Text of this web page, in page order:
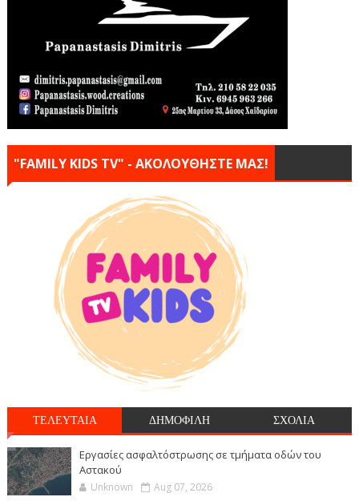
"FAMILY KIDS TV" - ΑΚΟΛΟΥΘΗΣΤΕ ΜΑΣ!
ΤΕΛΕΥΤΑΙΑ ΔΗΜΟΦΙΛΗ ΣΧΟΛΙΑ
Εργασίες ασφαλτόστρωσης σε τμήματα οδών του
Αστακού
Unknown Aug 07, 2026